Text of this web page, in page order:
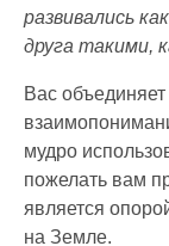
развивались
друга такими,
Вас
мудро
пожелать вам
является
на Земле.